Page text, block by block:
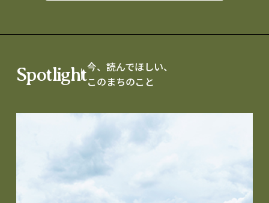
Spotlight今、読んでほしい、
このまちのこと